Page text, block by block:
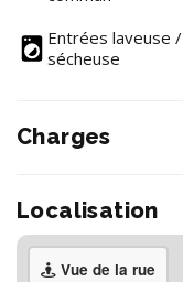
Entrées laveuse /
sécheuse
Charges
Localisation
Vue de la rue